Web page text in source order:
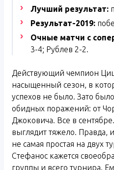
Лучший результат:
Результат-2019:
Очные матчи с
3-4; Рублев 2-2.
Действующий чемпион
насыщенный сезон, в
успехов не было. Зато
обидных поражений: от
Джоковича. Все в
выглядит тяжело. Правда,
не самая простая на двух
Стефанос кажется
группы и всего турнира.